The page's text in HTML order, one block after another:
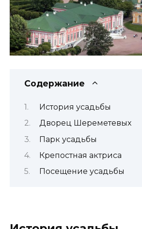
Содержание
История усадьбы
Дворец Шереметевых
Парк усадьбы
Крепостная актриса
Посещение усадьбы